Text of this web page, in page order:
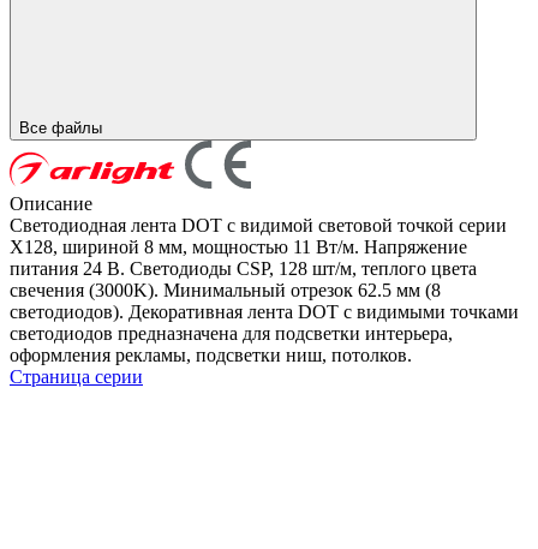
Все файлы
Описание
Светодиодная лента DOT с видимой световой точкой серии
X128, шириной 8 мм, мощностью 11 Вт/м. Напряжение
питания 24 В. Светодиоды CSP, 128 шт/м, теплого цвета
свечения (3000K). Минимальный отрезок 62.5 мм (8
светодиодов). Декоративная лента DOT с видимыми точками
светодиодов предназначена для подсветки интерьера,
оформления рекламы, подсветки ниш, потолков.
Страница серии